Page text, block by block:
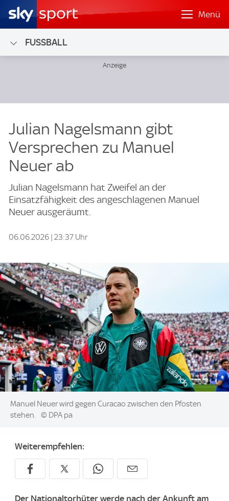
Menü
FUSSBALL
Julian Nagelsmann gibt
Versprechen zu Manuel
Neuer ab
Julian Nagelsmann hat Zweifel an der
Einsatzfähigkeit des angeschlagenen Manuel
Neuer ausgeräumt.
06.06.2026 | 23:37 Uhr
Image:
Manuel Neuer wird gegen Curacao zwischen den Pfosten
stehen.
© DPA pa
Weiterempfehlen:
Der Nationaltorhüter werde nach der Ankunft am